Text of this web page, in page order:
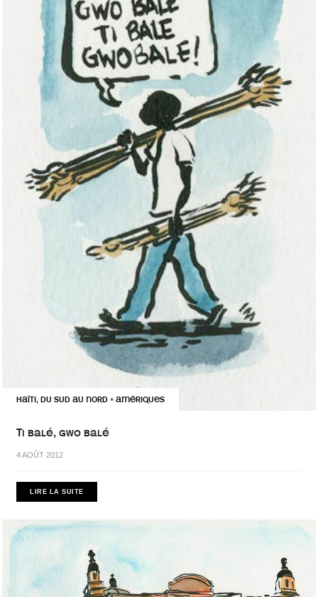
HAÏTI, DU SUD AU NORD • AMÉRIQUES
Ti balé, gwo balé
4 AOÛT 2012
LIRE LA SUITE